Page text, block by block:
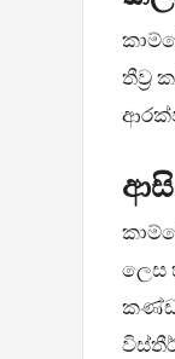
තීව්‍ර
ලෙස